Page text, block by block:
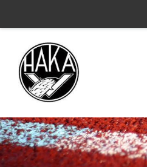
sivun
sisältöön
Valkeakosken Haka